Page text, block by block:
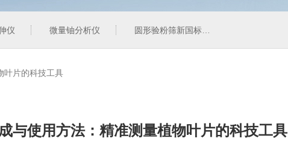
仪 微量铀分析仪 圆形验粉筛新国标型
叶片的科技工具
与使用方法：精准测量植物叶片的科技工具